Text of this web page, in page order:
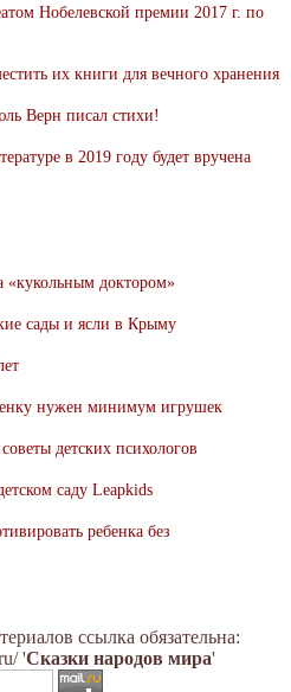
Нобелевской премии 2017 г. по
их книги для вечного хранения
Верн писал стихи!
в 2019 году будет вручена
«кукольным доктором»
сады и ясли в Крыму
нужен минимум игрушек
детских психологов
саду Leapkids
ребенка без
ссылка обязательна:
'Сказки народов мира'